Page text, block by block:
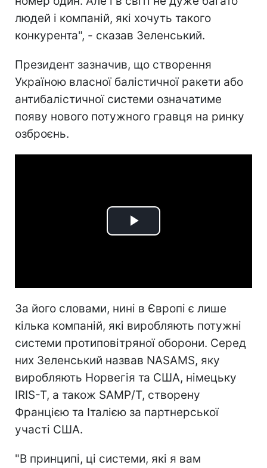
людей і компаній, які хочуть такого
конкурента", - сказав Зеленський.
Президент зазначив, що створення
Україною власної балістичної ракети або
антибалістичної системи означатиме
появу нового потужного гравця на ринку
озброєнь.
Play
За його словами, нині в Європі є лише
кілька компаній, які виробляють потужні
системи протиповітряної оборони. Серед
них Зеленський назвав NASAMS, яку
виробляють Норвегія та США, німецьку
IRIS-T, а також SAMP/T, створену
Францією та Італією за партнерської
участі США.
"В принципі, ці системи, які я вам